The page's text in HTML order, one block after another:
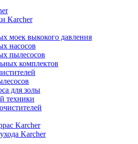
Karcher
моек выкокого давления
насосов
пылесосов
комплектов
для золы
техники
Karcher
Karcher